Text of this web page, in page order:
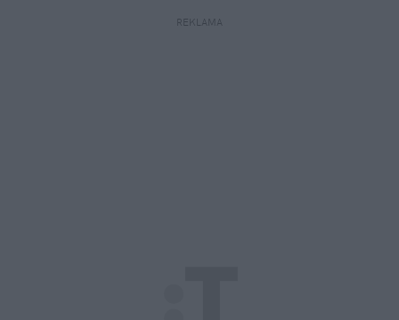
REKLAMA